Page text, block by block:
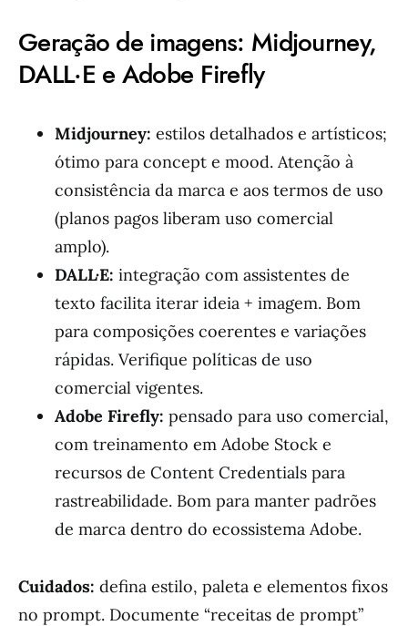
Geração de imagens: Midjourney,
DALL·E e Adobe Firefly
Midjourney: estilos detalhados e artísticos;
ótimo para concept e mood. Atenção à
consistência da marca e aos termos de uso
(planos pagos liberam uso comercial
amplo).
DALL·E: integração com assistentes de
texto facilita iterar ideia + imagem. Bom
para composições coerentes e variações
rápidas. Verifique políticas de uso
comercial vigentes.
Adobe Firefly: pensado para uso comercial,
com treinamento em Adobe Stock e
recursos de Content Credentials para
rastreabilidade. Bom para manter padrões
de marca dentro do ecossistema Adobe.
Cuidados: defina estilo, paleta e elementos fixos
no prompt. Documente “receitas de prompt”